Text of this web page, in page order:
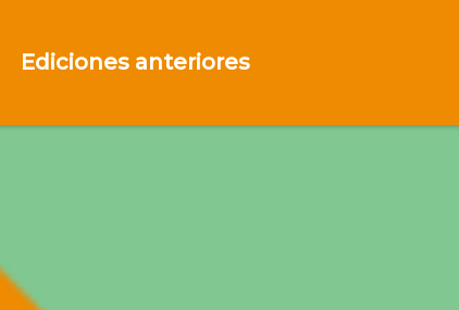
Ediciones anteriores